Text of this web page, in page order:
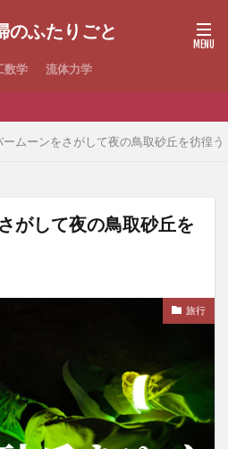
のふたりごと
数学 流体力学
ームーンをさがして夜の鳥取砂丘を彷徨う
がして夜の鳥取砂丘を
旅行